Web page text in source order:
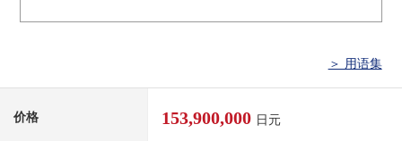
＞ 用语集
价格 153,900,000 日元